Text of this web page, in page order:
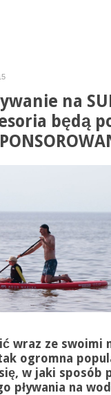
na
będą
wraz ze swoimi
ogromna
się, w jaki sposób
pływania na